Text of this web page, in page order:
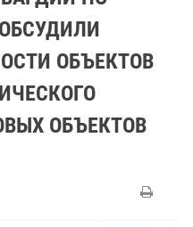
ОБЪЕКТОВ
ОБЪЕКТОВ